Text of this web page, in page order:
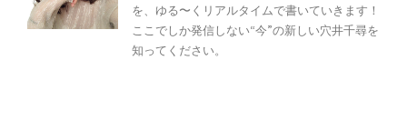
を、ゆる〜くリアルタイムで書いていきます！
ここでしか発信しない“今”の新しい穴井千尋を
知ってください。